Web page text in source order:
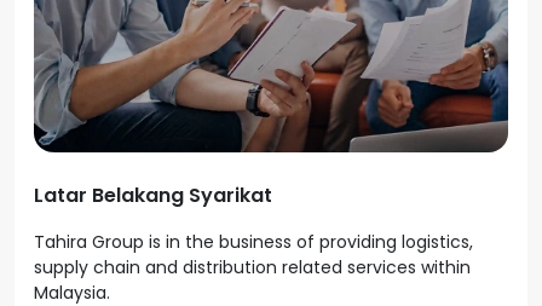
Latar Belakang Syarikat
Tahira Group is in the business of providing logistics,
supply chain and distribution related services within
Malaysia.